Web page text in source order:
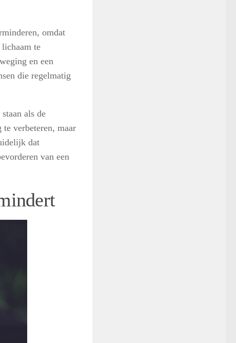
omdat
te
en een
die regelmatig
als de
verbeteren, maar
dat
van een